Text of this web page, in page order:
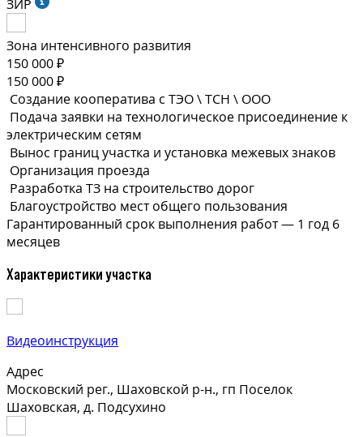
ЗИР
Зона интенсивного развития
150 000 ₽
150 000 ₽
Создание кооператива с ТЭО \ ТСН \ ООО
Подача заявки на технологическое присоединение к
электрическим сетям
Вынос границ участка и установка межевых знаков
Организация проезда
Разработка ТЗ на строительство дорог
Благоустройство мест общего пользования
Гарантированный срок выполнения работ — 1 год 6
месяцев
Характеристики участка
Видеоинструкция
Адрес
Московский рег., Шаховской р-н., гп Поселок
Шаховская, д. Подсухино